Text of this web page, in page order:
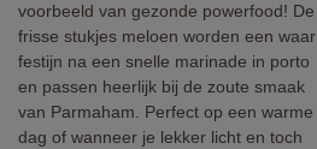
voorbeeld van gezonde powerfood! De
frisse stukjes meloen worden een waar
festijn na een snelle marinade in porto
en passen heerlijk bij de zoute smaak
van Parmaham. Perfect op een warme
dag of wanneer je lekker licht en toch